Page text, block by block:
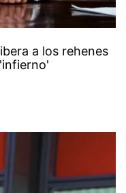
a los rehenes